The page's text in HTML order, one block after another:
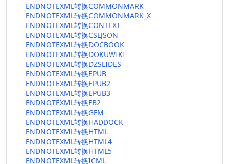
ENDNOTEXML转换COMMONMARK
ENDNOTEXML转换COMMONMARK_X
ENDNOTEXML转换CONTEXT
ENDNOTEXML转换CSLJSON
ENDNOTEXML转换DOCBOOK
ENDNOTEXML转换DOKUWIKI
ENDNOTEXML转换DZSLIDES
ENDNOTEXML转换EPUB
ENDNOTEXML转换EPUB2
ENDNOTEXML转换EPUB3
ENDNOTEXML转换FB2
ENDNOTEXML转换GFM
ENDNOTEXML转换HADDOCK
ENDNOTEXML转换HTML
ENDNOTEXML转换HTML4
ENDNOTEXML转换HTML5
ENDNOTEXML转换ICML